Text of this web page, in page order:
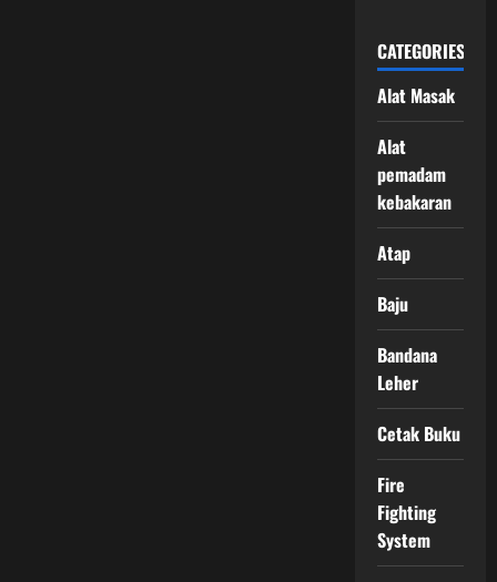
CATEGORIES
Alat Masak
Alat
pemadam
kebakaran
Atap
Baju
Bandana
Leher
Cetak Buku
Fire
Fighting
System